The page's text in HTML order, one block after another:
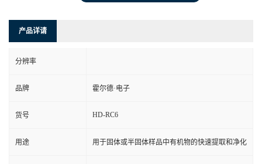
产品详请
分辨率
品牌 霍尔德·电子
货号 HD-RC6
用途 用于固体或半固体样品中有机物的快速提取和净化